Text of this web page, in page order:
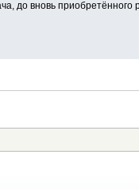
до вновь приобретённого